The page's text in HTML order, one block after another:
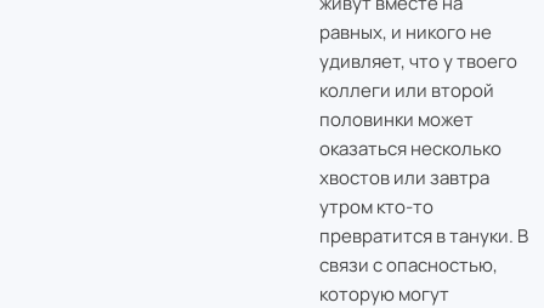
равных, и никого не
удивляет, что у твоего
коллеги или второй
половинки может
оказаться несколько
хвостов или завтра
утром кто-то
превратится в тануки. В
связи с опасностью,
которую могут